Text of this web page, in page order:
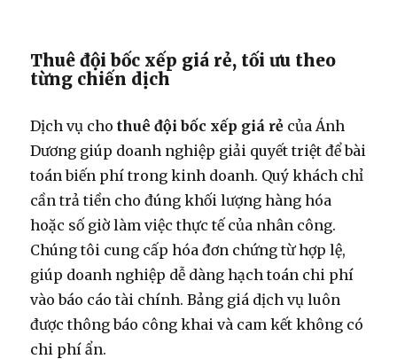
Thuê đội bốc xếp giá rẻ, tối ưu theo
từng chiến dịch
Dịch vụ chothuê đội bốc xếp giá rẻ của Ánh
Dương giúp doanh nghiệp giải quyết triệt để bài
toán biến phí trong kinh doanh. Quý khách chỉ
cần trả tiền cho đúng khối lượng hàng hóa
hoặc số giờ làm việc thực tế của nhân công.
Chúng tôi cung cấp hóa đơn chứng từ hợp lệ,
giúp doanh nghiệp dễ dàng hạch toán chi phí
vào báo cáo tài chính. Bảng giá dịch vụ luôn
được thông báo công khai và cam kết không có
chi phí ẩn.